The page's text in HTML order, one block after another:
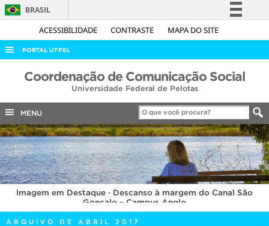
ACESSIBILIDADE CONTRASTE MAPA DO SITE
BRASIL
Simplifique!
Acesso à informação
Legislação
Canais
PORTAL UFPEL
ACESSO À INFORMAÇÃO
COBALTO
CONCURSOS
EDITAIS
INTERNACIONAL
OUVIDORIA
PORTARIAS
Coordenação de Comunicação Social
Universidade Federal de Pelotas
MENU
Imagem em Destaque · Descanso à margem do Canal São
Gonçalo – Campus Anglo
ARQUIVO DE ABRIL 2017